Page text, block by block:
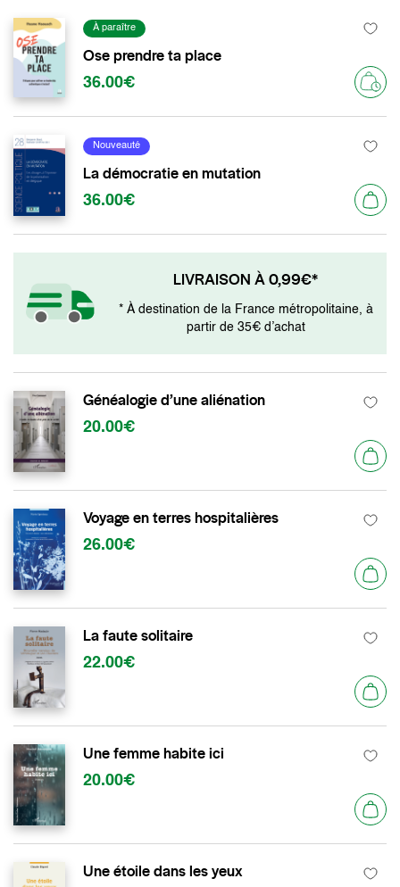
À paraître
Ose prendre ta place
36.00€
Nouveauté
La démocratie en mutation
36.00€
LIVRAISON À 0,99€*
* À destination de la France métropolitaine, à
partir de 35€ d’achat
Généalogie d’une aliénation
20.00€
Voyage en terres hospitalières
26.00€
La faute solitaire
22.00€
Une femme habite ici
20.00€
Une étoile dans les yeux